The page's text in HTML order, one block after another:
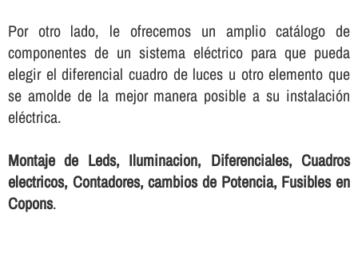
Por otro lado, le ofrecemos un amplio catálogo de
componentes de un sistema eléctrico para que pueda
elegir el diferencial cuadro de luces u otro elemento que
se amolde de la mejor manera posible a su instalación
eléctrica.
Montaje de Leds, Iluminacion, Diferenciales, Cuadros
electricos, Contadores, cambios de Potencia, Fusibles en
Copons.